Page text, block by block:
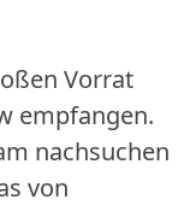
Vorrat
empfangen.
nachsuchen
von